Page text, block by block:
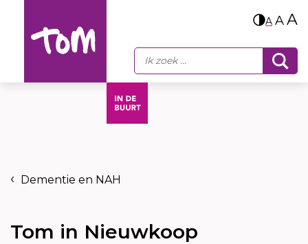
A AA
Dementie en NAH
Tom in Nieuwkoop